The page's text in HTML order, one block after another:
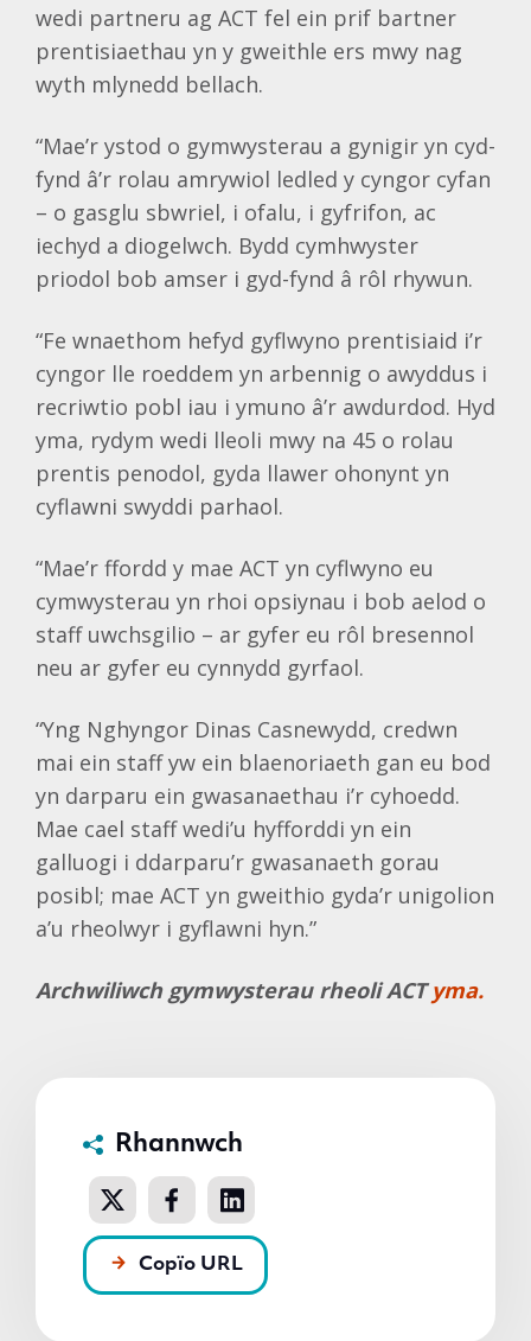
wedi partneru ag ACT fel ein prif bartner
prentisiaethau yn y gweithle ers mwy nag
wyth mlynedd bellach.
“Mae’r ystod o gymwysterau a gynigir yn cyd-
fynd â’r rolau amrywiol ledled y cyngor cyfan
– o gasglu sbwriel, i ofalu, i gyfrifon, ac
iechyd a diogelwch. Bydd cymhwyster
priodol bob amser i gyd-fynd â rôl rhywun.
“Fe wnaethom hefyd gyflwyno prentisiaid i’r
cyngor lle roeddem yn arbennig o awyddus i
recriwtio pobl iau i ymuno â’r awdurdod. Hyd
yma, rydym wedi lleoli mwy na 45 o rolau
prentis penodol, gyda llawer ohonynt yn
cyflawni swyddi parhaol.
“Mae’r ffordd y mae ACT yn cyflwyno eu
cymwysterau yn rhoi opsiynau i bob aelod o
staff uwchsgilio – ar gyfer eu rôl bresennol
neu ar gyfer eu cynnydd gyrfaol.
“Yng Nghyngor Dinas Casnewydd, credwn
mai ein staff yw ein blaenoriaeth gan eu bod
yn darparu ein gwasanaethau i’r cyhoedd.
Mae cael staff wedi’u hyfforddi yn ein
galluogi i ddarparu’r gwasanaeth gorau
posibl; mae ACT yn gweithio gyda’r unigolion
a’u rheolwyr i gyflawni hyn.”
Archwiliwch gymwysterau rheoli ACTyma.
Rhannwch
Copïo URL